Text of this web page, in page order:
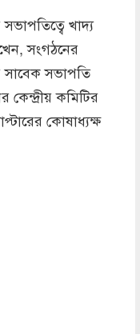
খাদ্য
সংগঠনের
সাবেক সভাপতি
কমিটির
কোষাধ্যক্ষ